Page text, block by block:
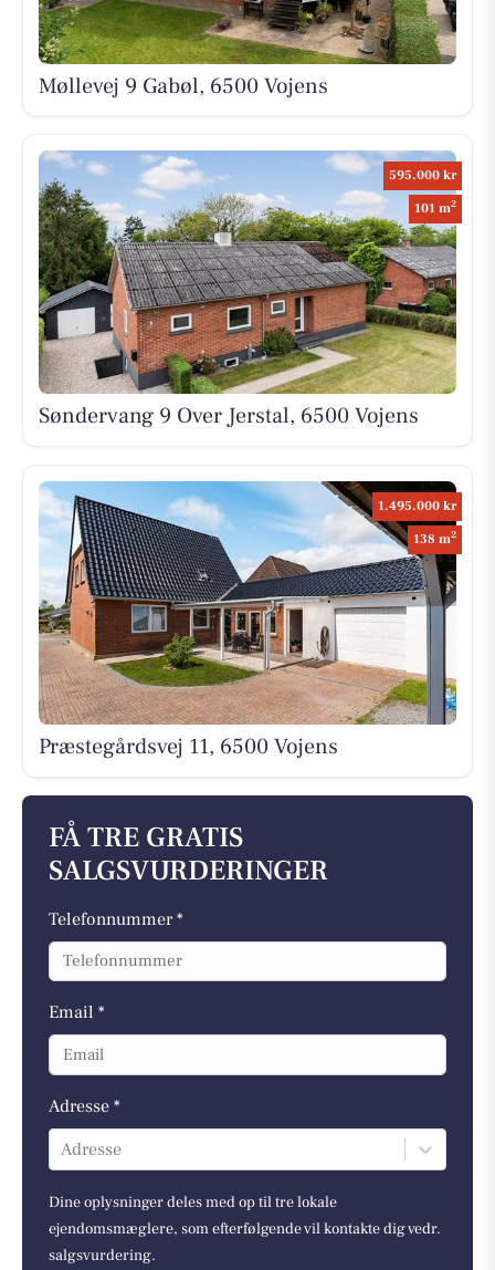
Møllevej 9 Gabøl, 6500 Vojens
595.000 kr
101 m2
Søndervang 9 Over Jerstal, 6500 Vojens
1.495.000 kr
138 m2
Præstegårdsvej 11, 6500 Vojens
FÅ TRE GRATIS
SALGSVURDERINGER
Telefonnummer *
Email *
Adresse *
Adresse
Dine oplysninger deles med op til tre lokale
ejendomsmæglere, som efterfølgende vil kontakte dig vedr.
salgsvurdering.